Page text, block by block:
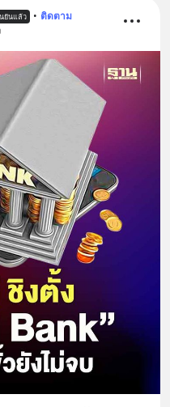
ยันแล้ว • ติดตาม